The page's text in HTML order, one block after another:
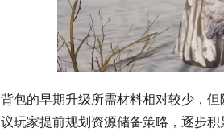
背包的早期升级所需材料相对较少，
议玩家提前规划资源储备策略，逐步